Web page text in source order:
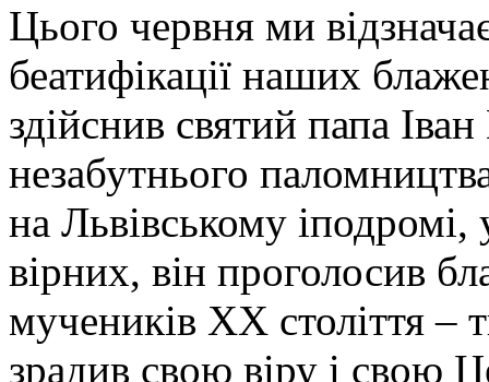
Цього червня ми
беатифікації наших
здійснив святий папа
незабутнього
на Львівському іподромі,
вірних, він проголосив
мучеників XX століття –
зрадив свою віру і свою